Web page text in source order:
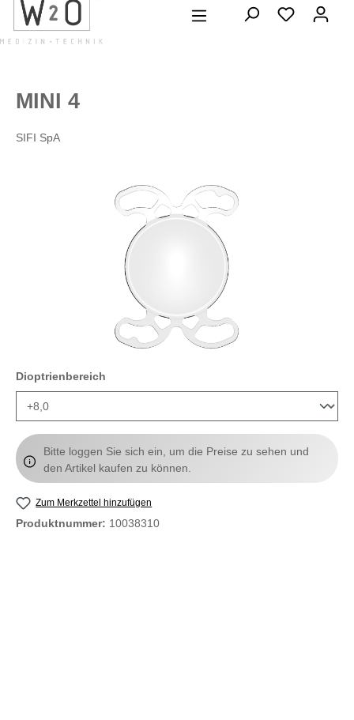
springen
MINI 4
SIFI SpA
Bildergalerie überspringen
Dioptrienbereich
Bitte loggen Sie sich ein, um die Preise zu sehen und
den Artikel kaufen zu können.
Zum Merkzettel hinzufügen
Produktnummer: 10038310